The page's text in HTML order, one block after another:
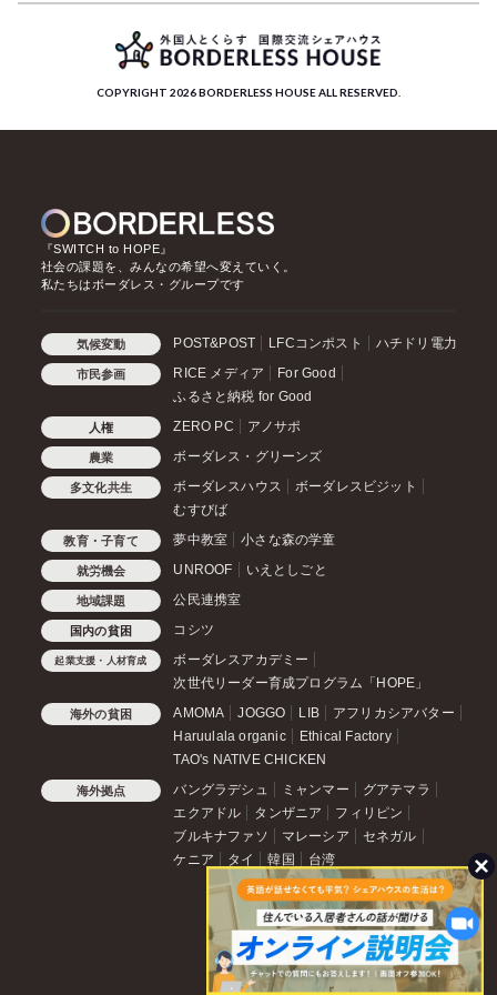
COPYRIGHT 2026 BORDERLESS HOUSE ALL RESERVED.
『SWITCH to HOPE』
社会の課題を、みんなの希望へ変えていく。
私たちはボーダレス・グループです
気候変動 POST&POST LFCコンポスト ハチドリ電力
市民参画 RICE メディア
For Good
ふるさと納税 for Good
人権 ZERO PC アノサポ
農業 ボーダレス・グリーンズ
多文化共生 ボーダレスハウス
ボーダレスビジット
むすびば
教育・子育て 夢中教室 小さな森の学童
就労機会 UNROOF いえとしごと
地域課題 公民連携室
国内の貧困 コシツ
起業支援・人材育成
ボーダレスアカデミー
次世代リーダー育成プログラム「HOPE」
海外の貧困 AMOMA JOGGO LIB
アフリカシアバター
Haruulala organic
Ethical Factory
TAO's NATIVE CHICKEN
海外拠点 バングラデシュ ミャンマー
グアテマラ
エクアドル
タンザニア
フィリピン
ブルキナファソ
マレーシア
セネガル
ケニア
タイ 韓国 台湾